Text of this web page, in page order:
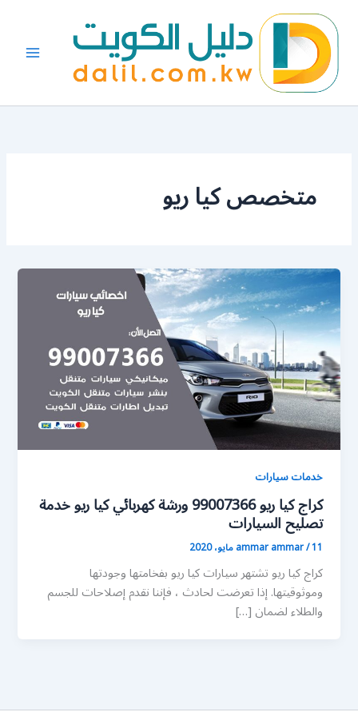
المحتوى
متخصص كيا ريو
خدمات سيارات
كراج كيا ريو 99007366 ورشة كهربائي كيا ريو خدمة
تصليح السيارات
ammar ammar/11 مايو، 2020
كراج كيا ريو تشتهر سيارات كيا ريو بفخامتها وجودتها
وموثوقيتها. إذا تعرضت لحادث ، فإننا نقدم إصلاحات للجسم
والطلاء لضمان […]